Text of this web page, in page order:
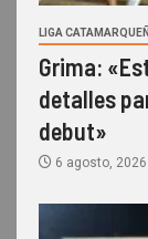
LIGA
Grima:
detalles
debut»
6 agosto, 2026